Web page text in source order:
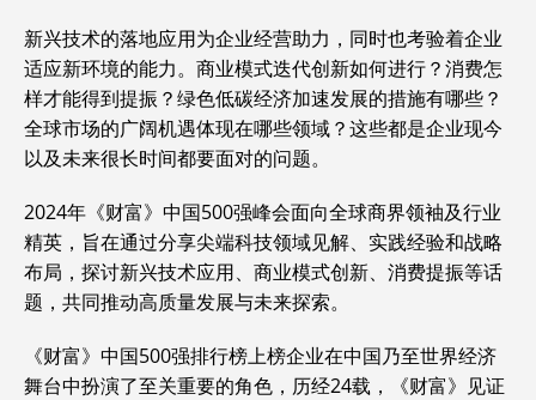
新兴技术的落地应用为企业经营助力，同时也考验着企业
适应新环境的能力。商业模式迭代创新如何进行？消费怎
样才能得到提振？绿色低碳经济加速发展的措施有哪些？
全球市场的广阔机遇体现在哪些领域？这些都是企业现今
以及未来很长时间都要面对的问题。
2024年《财富》中国500强峰会面向全球商界领袖及行业
精英，旨在通过分享尖端科技领域见解、实践经验和战略
布局，探讨新兴技术应用、商业模式创新、消费提振等话
题，共同推动高质量发展与未来探索。
《财富》中国500强排行榜上榜企业在中国乃至世界经济
舞台中扮演了至关重要的角色，历经24载，《财富》见证